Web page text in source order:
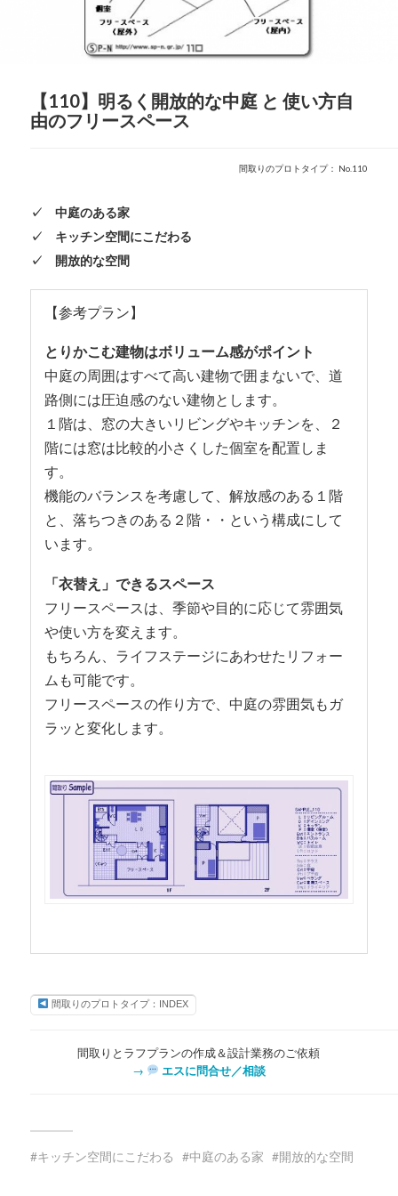
【110】明るく開放的な中庭 と 使い方自
由のフリースペース
間取りのプロトタイプ： No.110
✓ 中庭のある家
✓ キッチン空間にこだわる
✓ 開放的な空間
【参考プラン】
とりかこむ建物はボリューム感がポイント
中庭の周囲はすべて高い建物で囲まないで、道
路側には圧迫感のない建物とします。
１階は、窓の大きいリビングやキッチンを、２
階には窓は比較的小さくした個室を配置しま
す。
機能のバランスを考慮して、解放感のある１階
と、落ちつきのある２階・・という構成にして
います。
「衣替え」できるスペース
フリースペースは、季節や目的に応じて雰囲気
や使い方を変えます。
もちろん、ライフステージにあわせたリフォー
ムも可能です。
フリースペースの作り方で、中庭の雰囲気もガ
ラッと変化します。
間取りのプロトタイプ：INDEX
間取りとラフプランの作成＆設計業務のご依頼
→
エスに問合せ／相談
キッチン空間にこだわる 中庭のある家 開放的な空間